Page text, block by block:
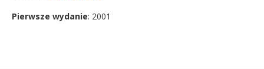
Pierwsze wydanie: 2001